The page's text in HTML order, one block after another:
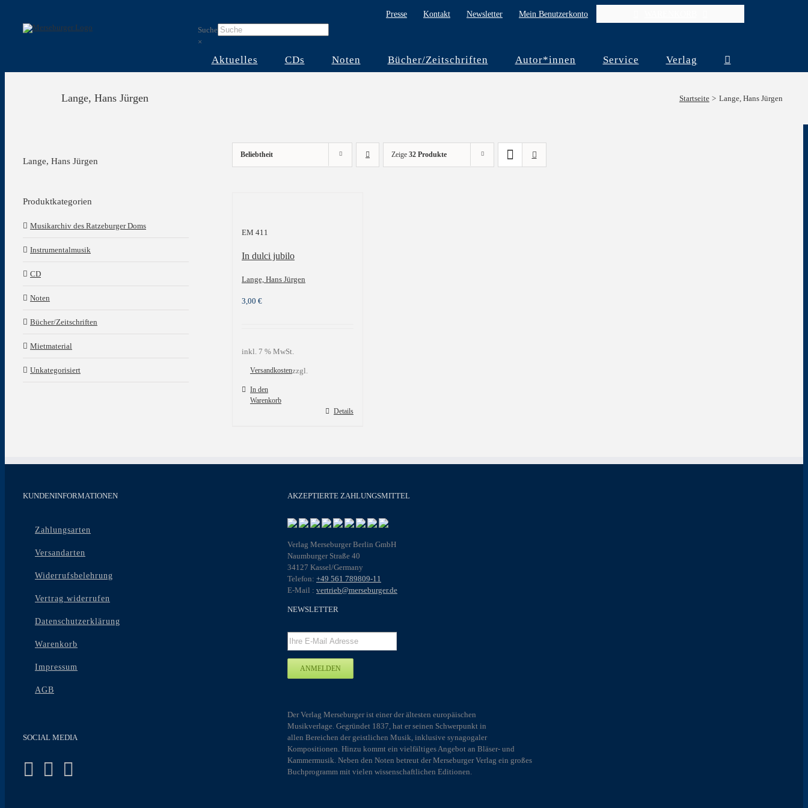
content
Presse Kontakt Newsletter Mein Benutzerkonto
Suche
×
Aktuelles CDs Noten Bücher/Zeitschriften Autor*innen Service Verlag
Lange, Hans Jürgen Startseite Lange, Hans Jürgen
Beliebtheit Zeige 32 Produkte
EM 411
In dulci jubilo
Lange, Hans Jürgen
3,00 €
inkl. 7 % MwSt.
zzgl.
Versandkosten
In den
Warenkorb
Details
Lange, Hans Jürgen
Produktkategorien
Musikarchiv des Ratzeburger Doms
Instrumentalmusik
CD
Noten
Bücher/Zeitschriften
Mietmaterial
Unkategorisiert
KUNDENINFORMATIONEN
Zahlungsarten
Versandarten
Widerrufsbelehrung
Vertrag widerrufen
Datenschutzerklärung
Warenkorb
Impressum
AGB
SOCIAL MEDIA
AKZEPTIERTE ZAHLUNGSMITTEL
Verlag Merseburger Berlin GmbH
Naumburger Straße 40
34127 Kassel/Germany
Telefon: +49 561 789809-11
E-Mail : vertrieb@merseburger.de
NEWSLETTER
Der Verlag Merseburger ist einer der ältesten europäischen
Musikverlage. Gegründet 1837, hat er seinen Schwerpunkt in
allen Bereichen der geistlichen Musik, inklusive synagogaler
Kompositionen. Hinzu kommt ein vielfältiges Angebot an Bläser- und
Kammermusik. Neben den Noten betreut der Merseburger Verlag ein großes
Buchprogramm mit vielen wissenschaftlichen Editionen.